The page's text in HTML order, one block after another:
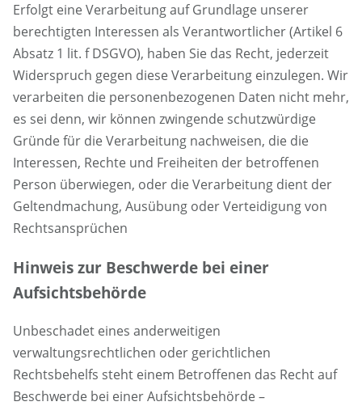
Erfolgt eine Verarbeitung auf Grundlage unserer
berechtigten Interessen als Verantwortlicher (Artikel 6
Absatz 1 lit. f DSGVO), haben Sie das Recht, jederzeit
Widerspruch gegen diese Verarbeitung einzulegen. Wir
verarbeiten die personenbezogenen Daten nicht mehr,
es sei denn, wir können zwingende schutzwürdige
Gründe für die Verarbeitung nachweisen, die die
Interessen, Rechte und Freiheiten der betroffenen
Person überwiegen, oder die Verarbeitung dient der
Geltendmachung, Ausübung oder Verteidigung von
Rechtsansprüchen
Hinweis zur Beschwerde bei einer
Aufsichtsbehörde
Unbeschadet eines anderweitigen
verwaltungsrechtlichen oder gerichtlichen
Rechtsbehelfs steht einem Betroffenen das Recht auf
Beschwerde bei einer Aufsichtsbehörde –